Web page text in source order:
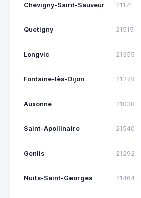
Chevigny-Saint-Sauveur 21171
Quetigny 21515
Longvic 21355
Fontaine-lès-Dijon 21278
Auxonne 21038
Saint-Apollinaire 21540
Genlis 21292
Nuits-Saint-Georges 21464